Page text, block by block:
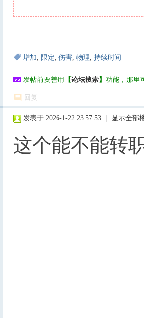
增加, 限定, 伤害, 物理, 持续时间
发帖前要善用 【论坛搜索】 功能，那里
回复
发表于 2026-1-22 23:57:53 显示全部
这个能不能转